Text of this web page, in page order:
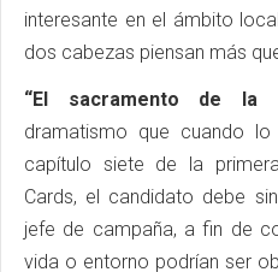
interesante en el ámbito
dos cabezas piensan más
“El sacramento de la
dramatismo que cuando
capítulo siete de la
Cards, el candidato debe
jefe de campaña, a fin de
vida o entorno podrían ser